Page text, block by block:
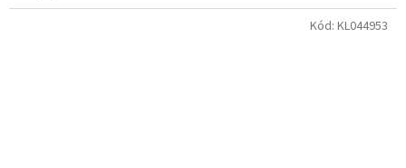
Kód: KL044953